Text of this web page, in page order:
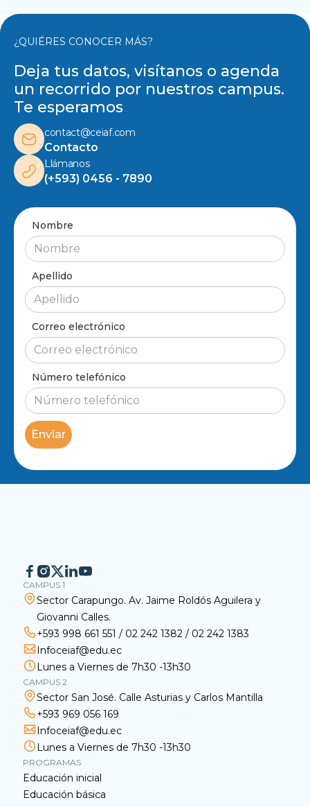
¿QUIÉRES CONOCER MÁS?
Deja tus datos, visítanos o agenda
un recorrido por nuestros campus.
Te esperamos
contact@ceiaf.com
Contacto
Llámanos
(+593) 0456 - 7890
Nombre
Apellido
Correo electrónico
Número telefónico
CAMPUS 1
Sector Carapungo. Av. Jaime Roldós Aguilera y
Giovanni Calles.
+593 998 661 551 / 02 242 1382 / 02 242 1383
Infoceiaf@edu.ec
Lunes a Viernes de 7h30 -13h30
CAMPUS 2
Sector San José. Calle Asturias y Carlos Mantilla
+593 969 056 169
Infoceiaf@edu.ec
Lunes a Viernes de 7h30 -13h30
PROGRAMAS
Educación inicial
Educación básica